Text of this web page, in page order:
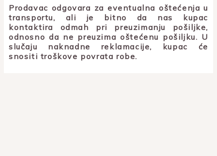
Prodavac odgovara za eventualna oštećenja u
transportu, ali je bitno da nas kupac
kontaktira odmah pri preuzimanju pošiljke,
odnosno da ne preuzima oštećenu pošiljku. U
slučaju naknadne reklamacije, kupac će
snositi troškove povrata robe.